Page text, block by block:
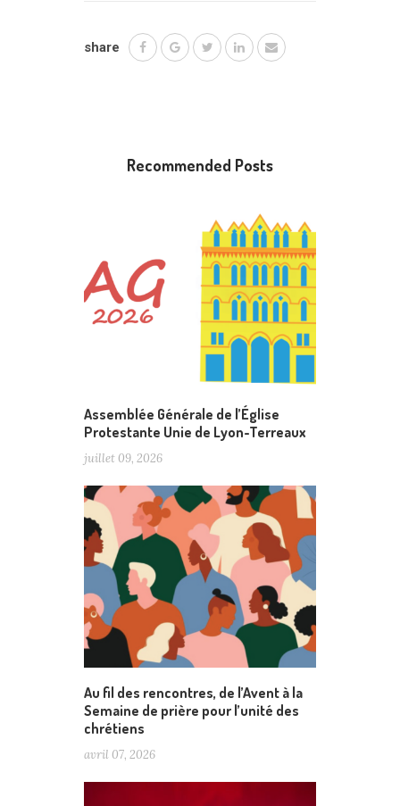
share
Recommended Posts
Assemblée Générale de l’Église
Protestante Unie de Lyon-Terreaux
juillet 09, 2026
Au fil des rencontres, de l’Avent à la
Semaine de prière pour l’unité des
chrétiens
avril 07, 2026